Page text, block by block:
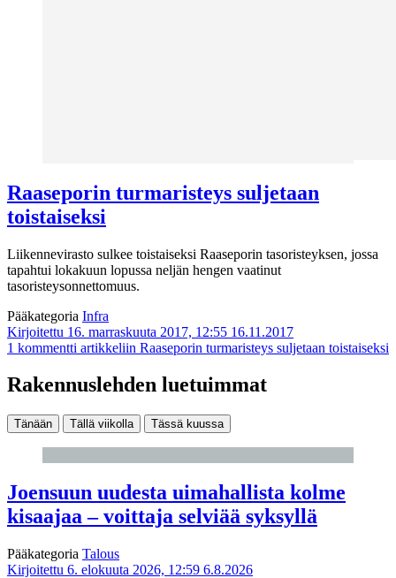
Raaseporin turmaristeys suljetaan
toistaiseksi
Liikennevirasto sulkee toistaiseksi Raaseporin tasoristeyksen, jossa
tapahtui lokakuun lopussa neljän hengen vaatinut
tasoristeysonnettomuus.
Pääkategoria Infra
Kirjoitettu 16. marraskuuta 2017, 12:55 16.11.2017
1 kommentti artikkeliin Raaseporin turmaristeys suljetaan toistaiseksi
Rakennuslehden luetuimmat
Tänään Tällä viikolla Tässä kuussa
Joensuun uudesta uimahallista kolme
kisaajaa – voittaja selviää syksyllä
Pääkategoria Talous
Kirjoitettu 6. elokuuta 2026, 12:59 6.8.2026